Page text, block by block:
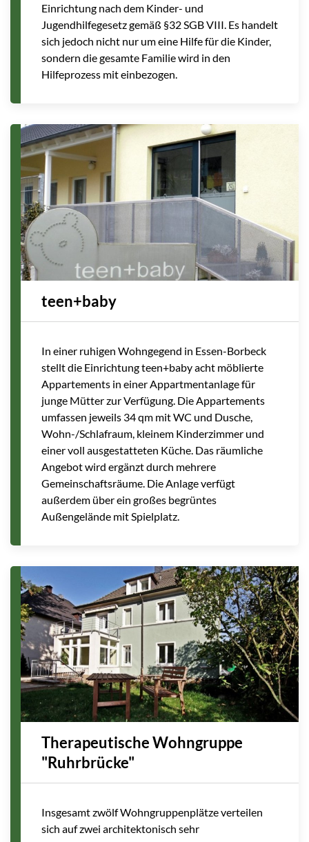
Einrichtung nach dem Kinder- und
Jugendhilfegesetz gemäß §32 SGB VIII. Es handelt
sich jedoch nicht nur um eine Hilfe für die Kinder,
sondern die gesamte Familie wird in den
Hilfeprozess mit einbezogen.
teen+baby
In einer ruhigen Wohngegend in Essen-Borbeck
stellt die Einrichtung teen+baby acht möblierte
Appartements in einer Appartmentanlage für
junge Mütter zur Verfügung. Die Appartements
umfassen jeweils 34 qm mit WC und Dusche,
Wohn-/Schlafraum, kleinem Kinderzimmer und
einer voll ausgestatteten Küche. Das räumliche
Angebot wird ergänzt durch mehrere
Gemeinschaftsräume. Die Anlage verfügt
außerdem über ein großes begrüntes
Außengelände mit Spielplatz.
Therapeutische Wohngruppe
"Ruhrbrücke"
Insgesamt zwölf Wohngruppenplätze verteilen
sich auf zwei architektonisch sehr